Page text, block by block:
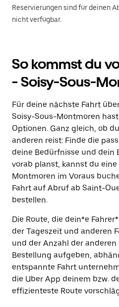
schließen.
Reservierungen sind für deinen
nicht verfügbar.
So kommst du
- Soisy-Sous-
Für deine nächste Fahrt
Soisy-Sous-Montmoren
Optionen. Ganz gleich, ob
anderen reist: Finde die
deine Bedürfnisse und dein
vorab planst, kannst du
Montmoren im Voraus
Fahrt auf Abruf ab Saint-
bestellen.
Die Route, die dein*e
der Tageszeit und anderen
und der Anzahl der anderen
Bestellung aufgeben,
entspannte Fahrt
die Uber App deinem bzw.
effizienteste Route